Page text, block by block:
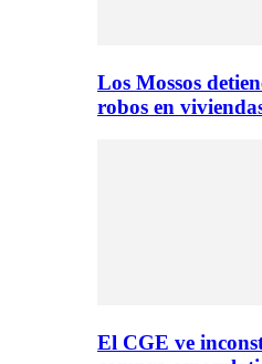
Los Mossos
robos en
El CGE ve